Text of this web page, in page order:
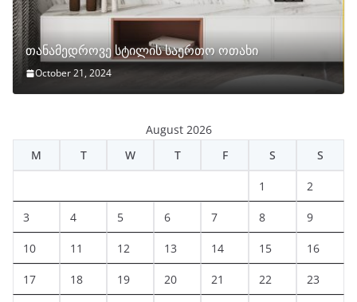
თანამედროვე სტილის საერთო ოთახი
October 21, 2024
August 2026
M
T W T F S S
1 2
3 4 5 6 7 8 9
10 11 12 13 14 15 16
17 18 19 20 21 22 23